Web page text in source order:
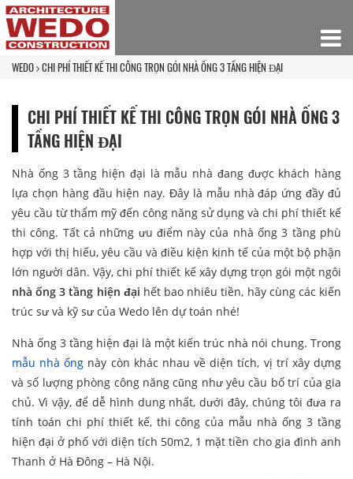
WEDO CHI PHÍ THIẾT KẾ THI CÔNG TRỌN GÓI NHÀ ỐNG 3 TẦNG HIỆN ĐẠI
CHI PHÍ THIẾT KẾ THI CÔNG TRỌN GÓI NHÀ ỐNG 3
TẦNG HIỆN ĐẠI
Nhà ống 3 tầng hiện đại là mẫu nhà đang được khách hàng
lựa chọn hàng đầu hiện nay. Đây là mẫu nhà đáp ứng đầy đủ
yêu cầu từ thẩm mỹ đến công năng sử dụng và chi phí thiết kế
thi công. Tất cả những ưu điểm này của nhà ống 3 tầng phù
hợp với thị hiếu, yêu cầu và điều kiện kinh tế của một bộ phận
lớn người dân. Vậy, chi phí thiết kế xây dựng trọn gói một ngôi
nhà ống 3 tầng hiện đại hết bao nhiêu tiền, hãy cùng các kiến
trúc sư và kỹ sư của Wedo lên dự toán nhé!
Nhà ống 3 tầng hiện đại là một kiến trúc nhà nói chung. Trong
mẫu nhà ống này còn khác nhau về diện tích, vị trí xây dựng
và số lượng phòng công năng cũng như yêu cầu bố trí của gia
chủ. Vì vậy, để dễ hình dung nhất, dưới đây, chúng tôi đưa ra
tính toán chi phí thiết kế, thi công của mẫu nhà ống 3 tầng
hiện đại ở phố với diện tích 50m2, 1 mặt tiền cho gia đình anh
Thanh ở Hà Đông – Hà Nội.